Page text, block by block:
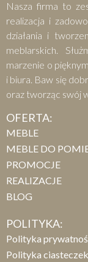
Nasza firma to
realizacja i
działania i
meblarskich.
marzenie o
i biura. Baw się
oraz tworząc swój
OFERTA:
MEBLE
MEBLE DO
PROMOCJE
REALIZACJE
BLOG
POLITYKA:
Polityka
Polityka ciasteczek